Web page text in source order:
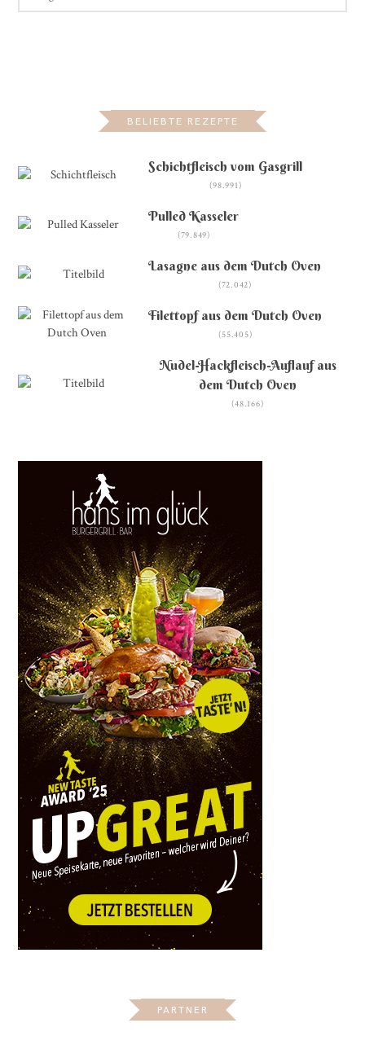
BELIEBTE REZEPTE
Schichtfleisch vom Gasgrill
(98.991)
Pulled Kasseler
(79.849)
Lasagne aus dem Dutch Oven
(72.042)
Filettopf aus dem Dutch Oven
(55.405)
Nudel-Hackfleisch-Auflauf aus
dem Dutch Oven
(48.166)
PARTNER